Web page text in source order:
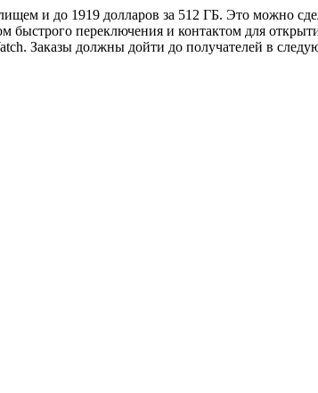
и до 1919 долларов за 512 ГБ. Это можно
переключения и контактом для
Заказы должны дойти до получателей в